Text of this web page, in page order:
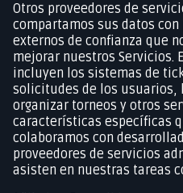
Otros proveedores de
compartamos sus datos
externos de confianza que
mejorar nuestros Servicios.
incluyen los sistemas de
solicitudes de los usuarios,
organizar torneos y otros
características específicas
colaboramos con
proveedores de servicios
asisten en nuestras tareas